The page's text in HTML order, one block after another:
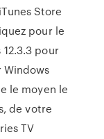
Store
pour le
pour
Windows
le moyen le
de votre
TV